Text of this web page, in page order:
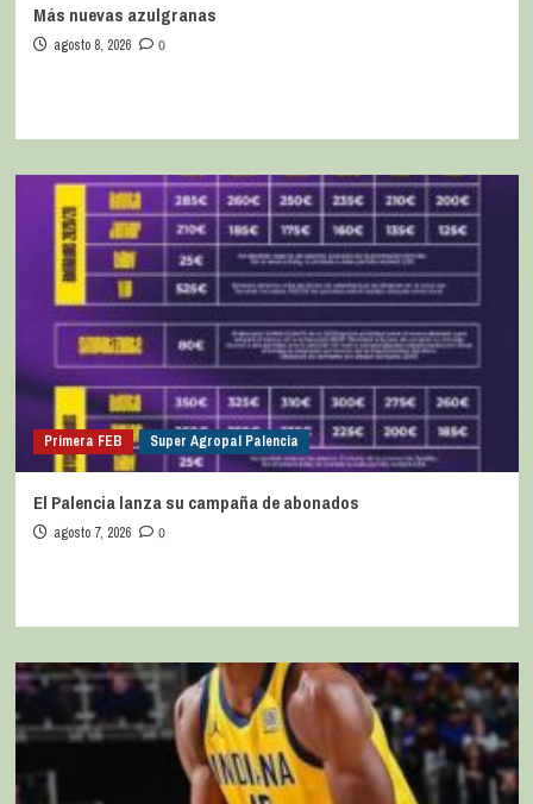
Más nuevas azulgranas
agosto 8, 2026 0
Primera FEB Super Agropal Palencia
El Palencia lanza su campaña de abonados
agosto 7, 2026 0